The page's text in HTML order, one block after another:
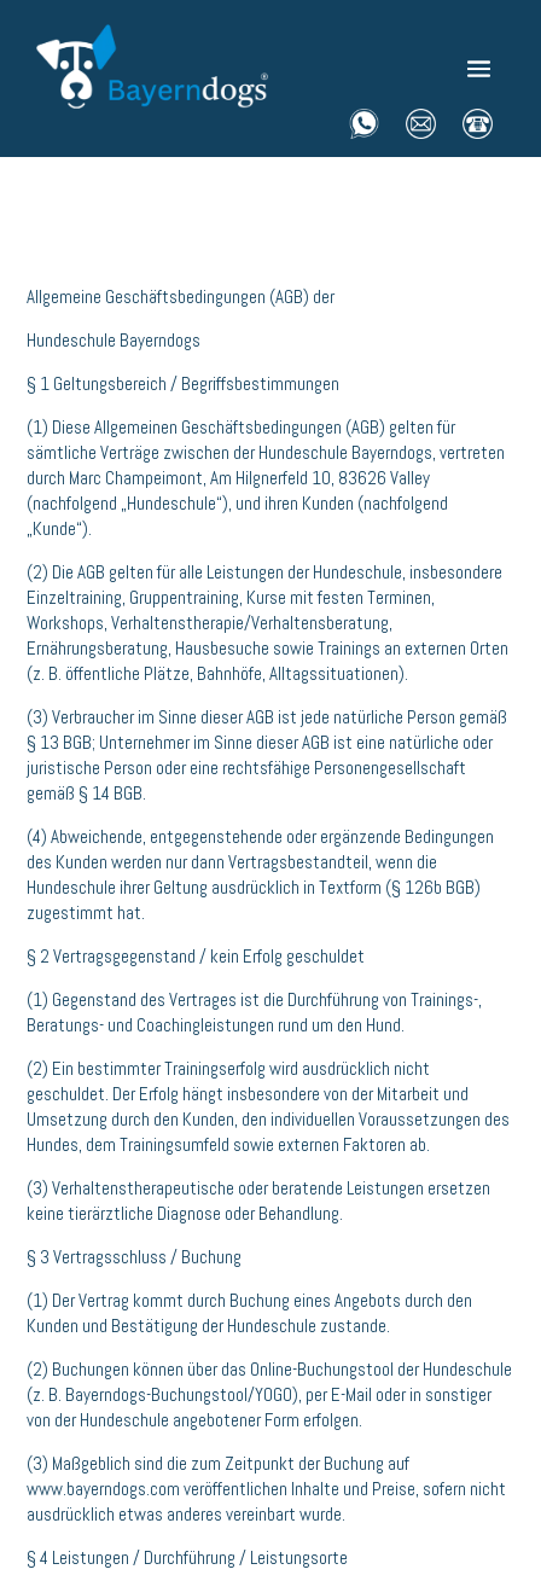
Allgemeine Geschäftsbedingungen (AGB) der
Hundeschule Bayerndogs
§ 1 Geltungsbereich / Begriffsbestimmungen
(1) Diese Allgemeinen Geschäftsbedingungen (AGB) gelten für
sämtliche Verträge zwischen der Hundeschule Bayerndogs, vertreten
durch Marc Champeimont, Am Hilgnerfeld 10, 83626 Valley
(nachfolgend „Hundeschule“), und ihren Kunden (nachfolgend
„Kunde“).
(2) Die AGB gelten für alle Leistungen der Hundeschule, insbesondere
Einzeltraining, Gruppentraining, Kurse mit festen Terminen,
Workshops, Verhaltenstherapie/Verhaltensberatung,
Ernährungsberatung, Hausbesuche sowie Trainings an externen Orten
(z. B. öffentliche Plätze, Bahnhöfe, Alltagssituationen).
(3) Verbraucher im Sinne dieser AGB ist jede natürliche Person gemäß
§ 13 BGB; Unternehmer im Sinne dieser AGB ist eine natürliche oder
juristische Person oder eine rechtsfähige Personengesellschaft
gemäß § 14 BGB.
(4) Abweichende, entgegenstehende oder ergänzende Bedingungen
des Kunden werden nur dann Vertragsbestandteil, wenn die
Hundeschule ihrer Geltung ausdrücklich in Textform (§ 126b BGB)
zugestimmt hat.
§ 2 Vertragsgegenstand / kein Erfolg geschuldet
(1) Gegenstand des Vertrages ist die Durchführung von Trainings-,
Beratungs- und Coachingleistungen rund um den Hund.
(2) Ein bestimmter Trainingserfolg wird ausdrücklich nicht
geschuldet. Der Erfolg hängt insbesondere von der Mitarbeit und
Umsetzung durch den Kunden, den individuellen Voraussetzungen des
Hundes, dem Trainingsumfeld sowie externen Faktoren ab.
(3) Verhaltenstherapeutische oder beratende Leistungen ersetzen
keine tierärztliche Diagnose oder Behandlung.
§ 3 Vertragsschluss / Buchung
(1) Der Vertrag kommt durch Buchung eines Angebots durch den
Kunden und Bestätigung der Hundeschule zustande.
(2) Buchungen können über das Online-Buchungstool der Hundeschule
(z. B. Bayerndogs-Buchungstool/YOGO), per E-Mail oder in sonstiger
von der Hundeschule angebotener Form erfolgen.
(3) Maßgeblich sind die zum Zeitpunkt der Buchung auf
www.bayerndogs.com veröffentlichen Inhalte und Preise, sofern nicht
ausdrücklich etwas anderes vereinbart wurde.
§ 4 Leistungen / Durchführung / Leistungsorte